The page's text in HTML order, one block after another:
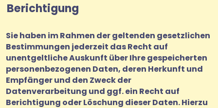
Berichtigung
Sie haben im Rahmen der geltenden gesetzlichen
Bestimmungen jederzeit das Recht auf
unentgeltliche Auskunft über Ihre gespeicherten
personenbezogenen Daten, deren Herkunft und
Empfänger und den Zweck der
Datenverarbeitung und ggf. ein Recht auf
Berichtigung oder Löschung dieser Daten. Hierzu